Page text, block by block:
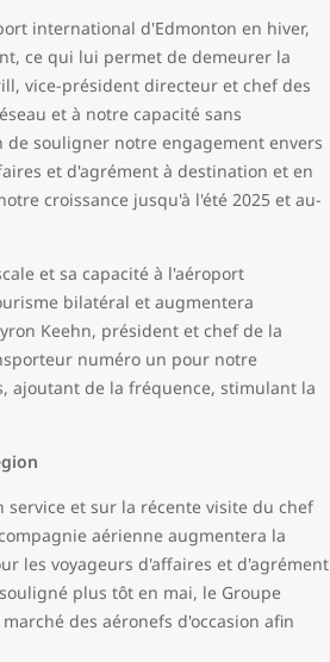
international d'Edmonton en hiver,
ce qui lui permet de demeurer la
vice-président directeur et chef des
et à notre capacité sans
souligner notre engagement envers
et d'agrément à destination et en
croissance jusqu'à l'été 2025 et au-
et sa capacité à l'aéroport
bilatéral et augmentera
Keehn, président et chef de la
numéro un pour notre
ajoutant de la fréquence, stimulant la
service et sur la récente visite du chef
aérienne augmentera la
les voyageurs d'affaires et d'agrément
plus tôt en mai, le Groupe
des aéronefs d'occasion afin